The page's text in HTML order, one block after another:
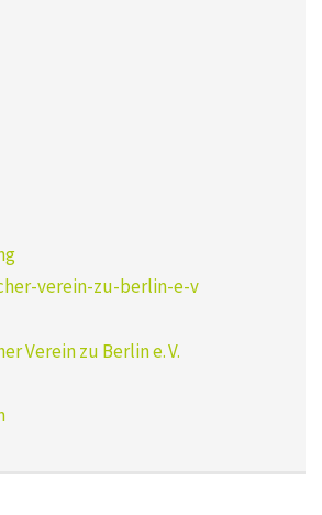
verein-zu-berlin-e-v
Verein zu Berlin e. V.